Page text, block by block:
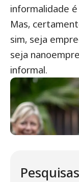
informalidade
Mas,
sim, seja
seja
informal.